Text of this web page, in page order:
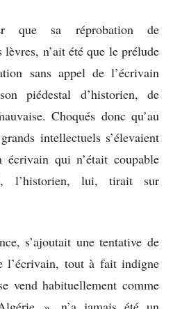
que sa réprobation de
n’ait été que le prélude
sans appel de l’écrivain
piédestal d’historien, de
Choqués donc qu’au
intellectuels s’élevaient
écrivain qui n’était coupable
l’historien, lui, tirait sur
s’ajoutait une tentative de
l’écrivain, tout à fait indigne
vend habituellement comme